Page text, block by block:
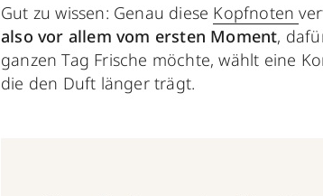
Gut zu wissen: Genau diese Kopfnoten
also vor allem vom ersten Moment,
ganzen Tag Frische möchte, wählt eine
die den Duft länger trägt.